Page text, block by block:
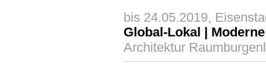
bis 24.05.2019,
Global-Lokal |
Architektur